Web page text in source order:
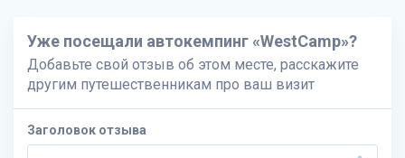
Уже посещали автокемпинг «WestCamp»?
Добавьте свой отзыв об этом месте, расскажите
другим путешественникам про ваш визит
Заголовок отзыва